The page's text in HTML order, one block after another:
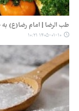
طب الرضا | امام رضا(ع)
۱۴۰۵-۰۱-۱۰ ۱۰:۲۱